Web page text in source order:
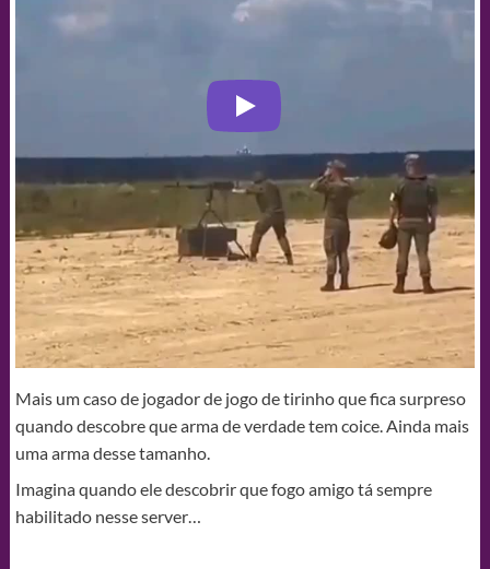
Mais um caso de jogador de jogo de tirinho que fica surpreso
quando descobre que arma de verdade tem coice. Ainda mais
uma arma desse tamanho.
Imagina quando ele descobrir que fogo amigo tá sempre
habilitado nesse server…